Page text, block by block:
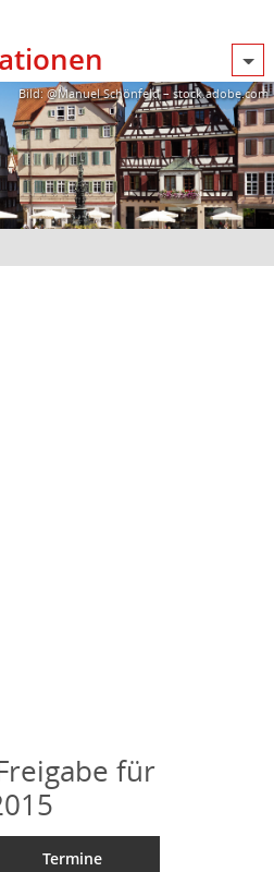
Bild: @Manuel Schönfeld – stock.adobe.com
für
Termine